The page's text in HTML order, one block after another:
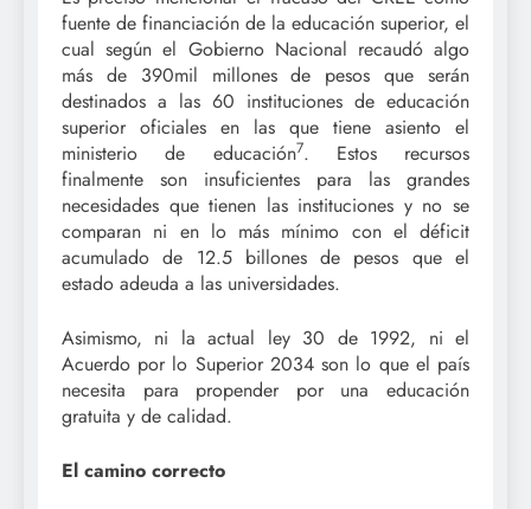
fuente de financiación de la educación superior, el
cual según el Gobierno Nacional recaudó algo
más de 390mil millones de pesos que serán
destinados a las 60 instituciones de educación
superior oficiales en las que tiene asiento el
ministerio de educación7. Estos recursos
finalmente son insuficientes para las grandes
necesidades que tienen las instituciones y no se
comparan ni en lo más mínimo con el déficit
acumulado de 12.5 billones de pesos que el
estado adeuda a las universidades.
Asimismo, ni la actual ley 30 de 1992, ni el
Acuerdo por lo Superior 2034 son lo que el país
necesita para propender por una educación
gratuita y de calidad.
El camino correcto